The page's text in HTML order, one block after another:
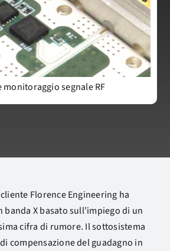
monitoraggio segnale RF
Florence Engineering ha
X basato sull’impiego di un
cifra di rumore. Il sottosistema
compensazione del guadagno in